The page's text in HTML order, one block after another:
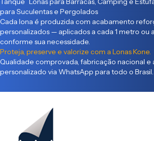
para Suculentas e Pergolados
Cada lona é produzida com acabamento
personalizados — aplicados a cada 1 metro ou
conforme sua necessidade.
Proteja, preserve e valorize com a Lonas Kone.
Qualidade comprovada, fabricação nacional
personalizado via WhatsApp para todo o Brasil.